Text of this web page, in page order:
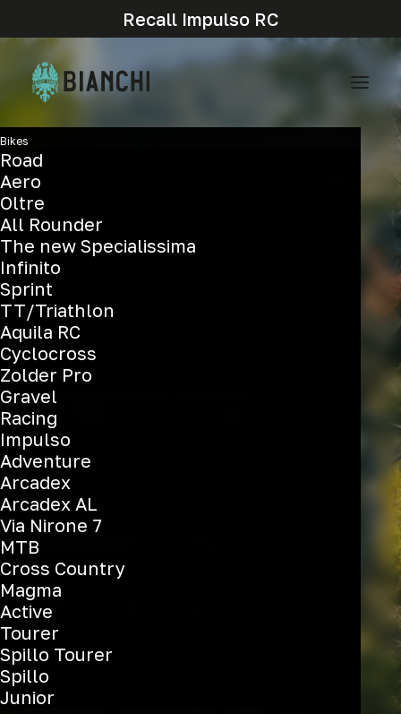
Recall Impulso RC
Bikes
Road
Aero
Oltre
All Rounder
The new Specialissima
Infinito
Sprint
TT/Triathlon
Aquila RC
Cyclocross
Zolder Pro
Gravel
Racing
Impulso
Adventure
Arcadex
Arcadex AL
Via Nirone 7
MTB
Cross Country
Magma
Active
Tourer
Spillo Tourer
Spillo
Junior